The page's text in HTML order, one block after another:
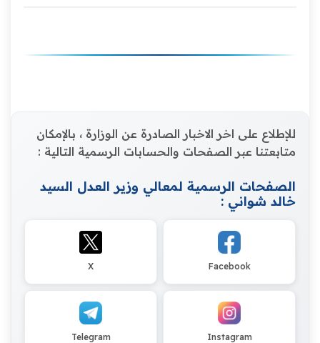
للإطلاع على اخر الاخبار الصادرة عن الوزارة ، بالإمكان
متابعتنا عبر الصفحات والحسابات الرسمية التالية :
الصفحات الرسمية لمعالي وزير العدل السيد
خالد شواني :
Facebook
X
Instagram
Telegram